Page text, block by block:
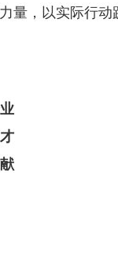
，以实际行动